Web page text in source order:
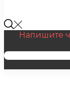
Напишите